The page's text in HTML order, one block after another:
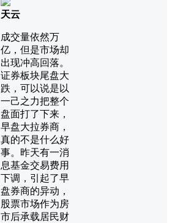
天云
成交量依然万
亿，但是市场却
出现冲高回落。
证券板块尾盘大
跌，可以说是以
一己之力把整个
盘面打了下来，
早盘大拉券商，
真的不是什么好
事。昨天有一消
息基金交易费用
下调，引起了早
盘券商的异动，
股票市场作为房
市后承载居民财